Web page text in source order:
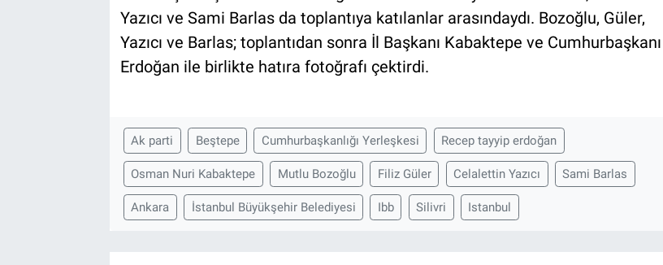
Yazıcı ve Sami Barlas da toplantıya katılanlar arasındaydı. Bozoğlu, Güler,
Yazıcı ve Barlas; toplantıdan sonra İl Başkanı Kabaktepe ve Cumhurbaşkanı
Erdoğan ile birlikte hatıra fotoğrafı çektirdi.
Ak parti Beştepe Cumhurbaşkanlığı Yerleşkesi Recep tayyip erdoğan
Osman Nuri Kabaktepe Mutlu Bozoğlu Filiz Güler Celalettin Yazıcı Sami Barlas
Ankara İstanbul Büyükşehir Belediyesi Ibb Silivri Istanbul